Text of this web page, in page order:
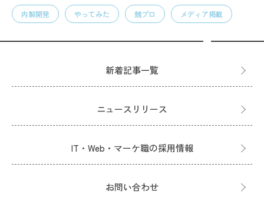
内製開発 やってみた 競プロ メディア掲載
新着記事一覧
ニュースリリース
IT・Web・マーケ職の採用情報
お問い合わせ